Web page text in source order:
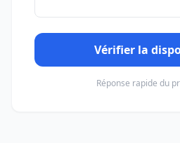
Vérifier la
Réponse rapide du